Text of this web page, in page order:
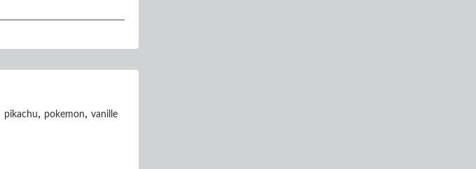
pikachu, pokemon, vanille